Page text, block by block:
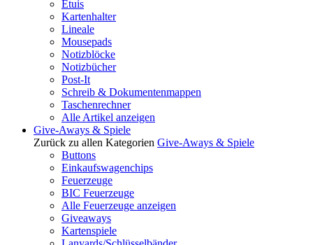
Etuis
Kartenhalter
Lineale
Mousepads
Notizblöcke
Notizbücher
Post-It
Schreib & Dokumentenmappen
Taschenrechner
Alle Artikel anzeigen
Give-Aways & Spiele
Zurück zu allen Kategorien Give-Aways & Spiele
Buttons
Einkaufswagenchips
Feuerzeuge
BIC Feuerzeuge
Alle Feuerzeuge anzeigen
Giveaways
Kartenspiele